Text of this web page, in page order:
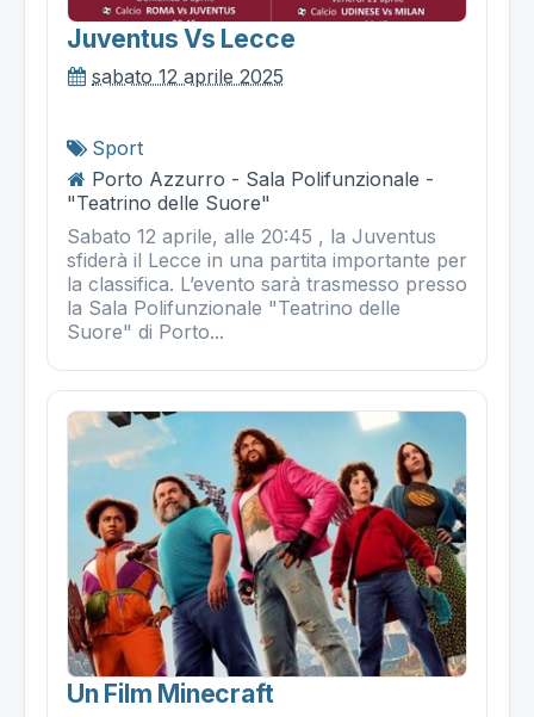
Juventus Vs Lecce
sabato 12 aprile 2025
Sport
Porto Azzurro - Sala Polifunzionale -
"Teatrino delle Suore"
Sabato 12 aprile, alle 20:45 , la Juventus
sfiderà il Lecce in una partita importante per
la classifica. L’evento sarà trasmesso presso
la Sala Polifunzionale "Teatrino delle
Suore" di Porto...
Un Film Minecraft